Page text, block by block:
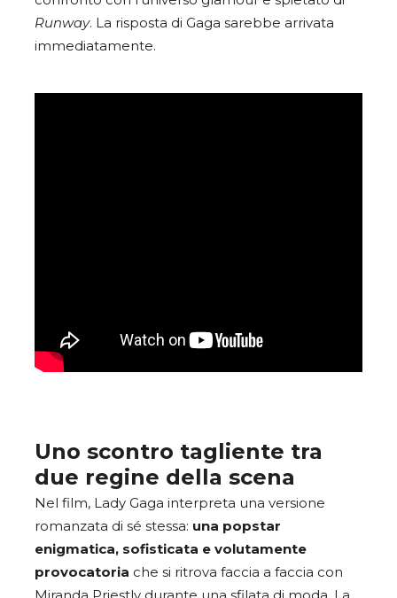
Runway. La risposta di Gaga sarebbe arrivata
immediatamente.
Uno scontro tagliente tra
due regine della scena
Nel film, Lady Gaga interpreta una versione
romanzata di sé stessa: una popstar
enigmatica, sofisticata e volutamente
provocatoria che si ritrova faccia a faccia con